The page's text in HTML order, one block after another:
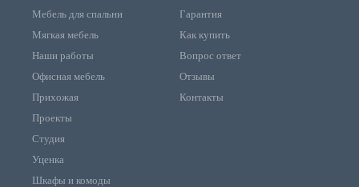
Мебель для спальни
Мягкая мебель
Наши работы
Офисная мебель
Прихожая
Проекты
Студия
Уценка
Шкафы и комоды
Гарантия
Как купить
Вопрос ответ
Отзывы
Контакты